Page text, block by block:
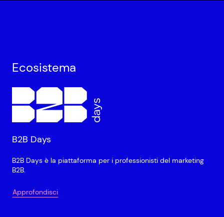
Ecosistema
B2B Days
B2B Days è la piattaforma per i professionisti del marketing
B2B.
Approfondisci